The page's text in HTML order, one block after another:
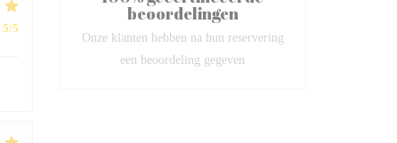
5/5
beoordelingen
Onze klanten hebben na hun reservering
een beoordeling gegeven